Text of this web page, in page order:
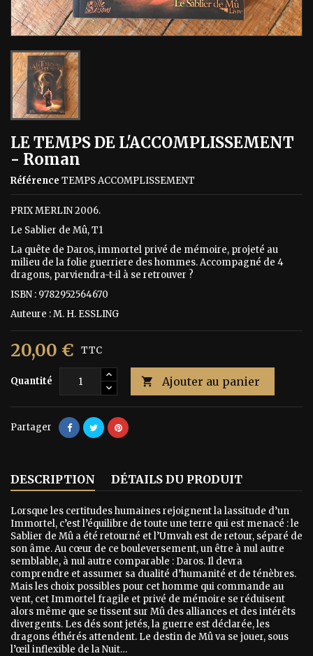
LE TEMPS DE L'ACCOMPLISSEMENT
- Roman
Référence TEMPS ACCOMPLISSEMENT
PRIX MERLIN 2006.
Le Sablier de Mû, T1
La quête de Daros, immortel privé de mémoire, projeté au
milieu de la folie guerriere des hommes. Accompagné de 4
dragons, parviendra-t-il à se retrouver ?
ISBN : 9782952564670
Auteure : M. H. ESSLING
20,00 € TTC
Quantité  Ajouter au panier
Partager
DESCRIPTION DÉTAILS DU PRODUIT
Lorsque les certitudes humaines rejoignent la lassitude d’un
Immortel, c’est l’équilibre de toute une terre qui est menacé : le
Sablier de Mû a été retourné et l’Umvah est de retour, séparé de
son âme. Au cœur de ce bouleversement, un être à nul autre
semblable, à nul autre comparable : Daros. Il devra
comprendre et assumer sa dualité d’humanité et de ténèbres.
Mais les choix possibles pour cet homme qui commande au
vent, cet Immortel fragile et privé de mémoire se réduisent
alors même que se tissent sur Mû des alliances et des intérêts
divergents. Les dés sont jetés, la guerre est déclarée, les
dragons éthérés attendent. Le destin de Mû va se jouer, sous
l’œil inflexible de la Nuit…